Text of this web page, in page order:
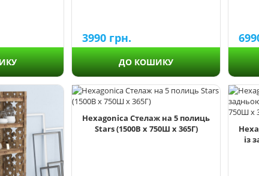
3990 грн.
ДО КОШИКУ
Hexagonica Стелаж на 5 полиць
Stars (1500В х 750Ш х 365Г)
із